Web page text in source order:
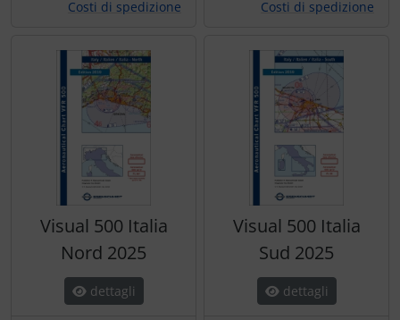
Costi di spedizione Costi di spedizione
Visual 500 Italia
Nord 2025
dettagli
Visual 500 Italia
Sud 2025
dettagli